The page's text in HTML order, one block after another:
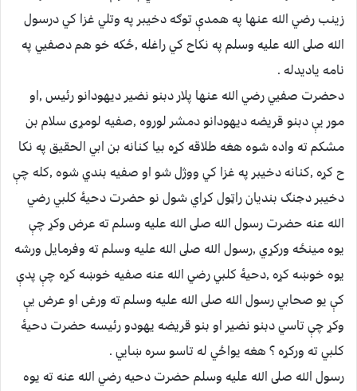
زينب رضي الله عنها په همدې توګه دخيبر په وتلي غزا كي درسول
الله صلى الله عليه وسلم په نكاح كي راغله ,ځكه خو هم دصفيي په
نامه ياديدله .
دحضرت صفيي رضي الله عنها پلار دبنو نضير ديهودانو رئيس ,او
مور يې دبنو قريضه ديهودانو دمشر لوروه ,صفيه لومړى سلام بن
مشكم ته واده شوه هغه طلاقه كړه بيا كنانه بن ابي الحقيق په نكا
ح كړه ,كنانه دخيبر په غزا كي ووژل شو او صفيه بندي شوه ,كله چې
دخيبر دجنګ بنديان راټول كړاي شول نو حضرت دحيۀ كلبي رضي
الله عنه حضرت رسول الله صلى الله عليه وسلم ته عرض وكړ چې
يوه مينځه وركړي ,رسول الله صلى الله عليه وسلم ته وفرمايل ورشه
يوه خوښه كړه ,دحيۀ كلبي رضي الله عنه صفيه خوښه كړه چې پدې
كې يو صحابي رسول الله صلى الله عليه وسلم ته ورغى او عرض يې
وكړ چې تاسي دبنو نضير او بنو قريضه يهودو رئيسه حضرت دحيۀ
كلبي ته وركړه ؟ هغه يواځي له تاسو سره ښايي .
رسول الله صلى الله عليه وسلم حضرت دحيه رضي الله عنه ته يوه